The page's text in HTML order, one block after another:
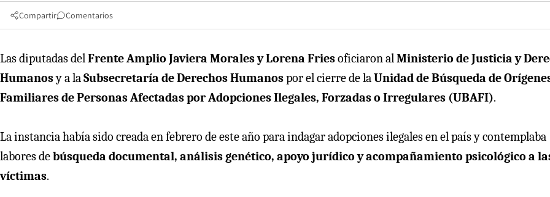
Compartir Comentarios
Las diputadas delFrente Amplio Javiera Morales y Lorena Friesoficiaron alMinisterio de Justicia y
Humanosy a laSubsecretaría de Derechos Humanospor el cierre de laUnidad de Búsqueda de
Familiares de Personas Afectadas por Adopciones Ilegales, Forzadas o Irregulares (UBAFI).
La instancia había sido creada en febrero de este año para indagar adopciones ilegales en el país y contemplaba
labores debúsqueda documental, análisis genético, apoyo jurídico y acompañamiento psicológico a
víctimas.